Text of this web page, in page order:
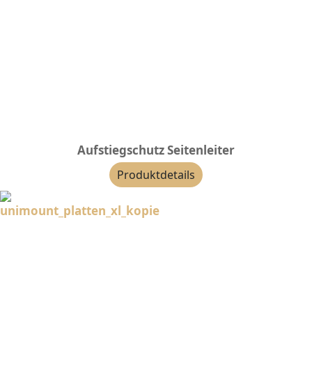
Aufstiegschutz Seitenleiter
Produktdetails